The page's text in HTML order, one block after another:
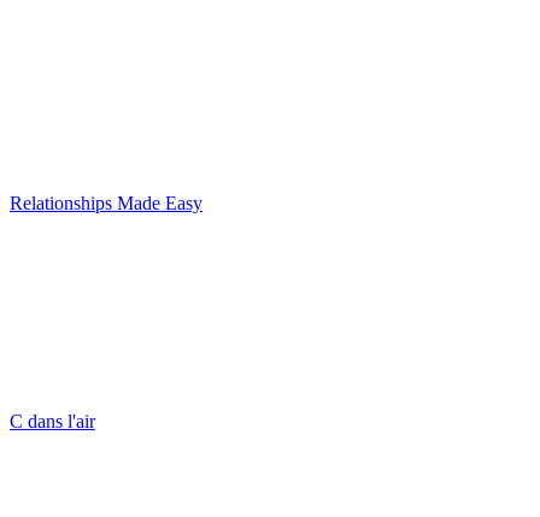
Relationships Made Easy
C dans l'air